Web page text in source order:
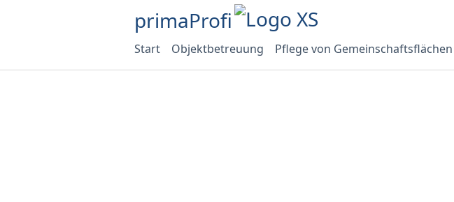
primaProfi
Start Objektbetreuung Pflege von Gemeinschaftsflächen